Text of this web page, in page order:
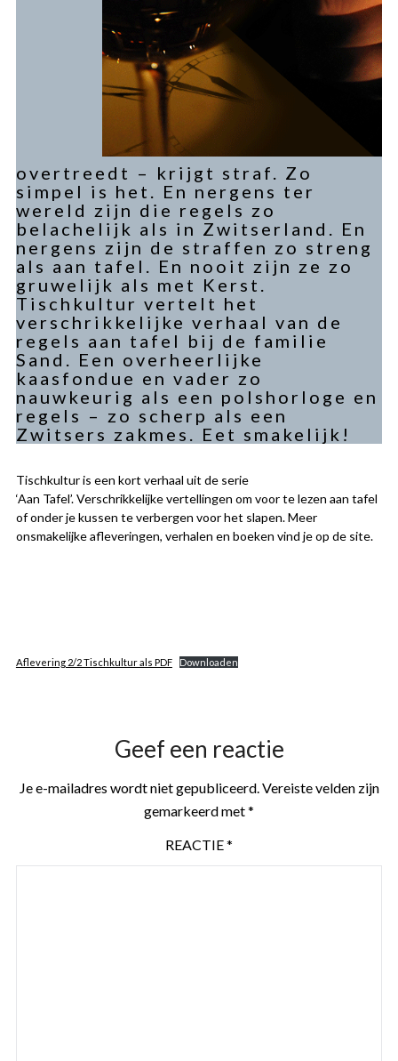
overtreedt – krijgt straf. Zo
simpel is het. En nergens ter
wereld zijn die regels zo
belachelijk als in Zwitserland. En
nergens zijn de straffen zo streng
als aan tafel. En nooit zijn ze zo
gruwelijk als met Kerst.
Tischkultur vertelt het
verschrikkelijke verhaal van de
regels aan tafel bij de familie
Sand. Een overheerlijke
kaasfondue en vader zo
nauwkeurig als een polshorloge en
regels – zo scherp als een
Zwitsers zakmes. Eet smakelijk!
Tischkultur is een kort verhaal uit de serie
‘Aan Tafel’. Verschrikkelijke vertellingen om voor te lezen aan tafel
of onder je kussen te verbergen voor het slapen. Meer
onsmakelijke afleveringen, verhalen en boeken vind je op de site.
Aflevering 2/2 Tischkultur als PDF Downloaden
Geef een reactie
Je e-mailadres wordt niet gepubliceerd. Vereiste velden zijn
gemarkeerd met*
REACTIE*